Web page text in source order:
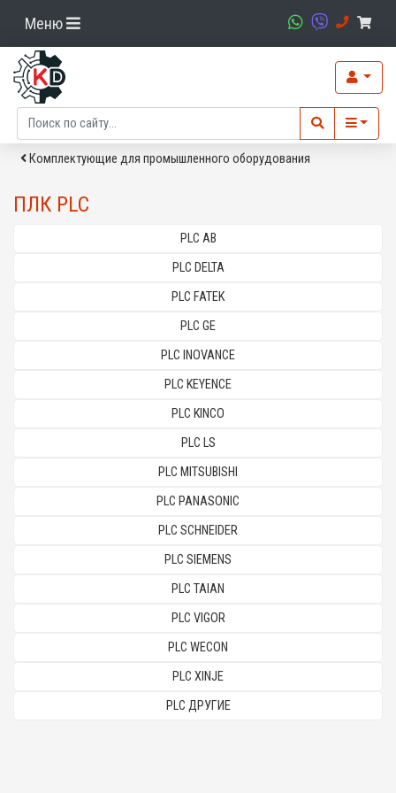
Меню
Комплектующие для промышленного оборудования
ПЛК PLC
PLC AB
PLC DELTA
PLC FATEK
PLC GE
PLC INOVANCE
PLC KEYENCE
PLC KINCO
PLC LS
PLC MITSUBISHI
PLC PANASONIC
PLC SCHNEIDER
PLC SIEMENS
PLC TAIAN
PLC VIGOR
PLC WECON
PLC XINJE
PLC ДРУГИЕ